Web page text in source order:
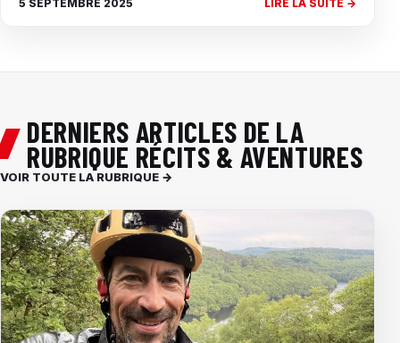
5 SEPTEMBRE 2025 LIRE LA SUITE →
DERNIERS ARTICLES DE LA
RUBRIQUE RÉCITS & AVENTURES
VOIR TOUTE LA RUBRIQUE →